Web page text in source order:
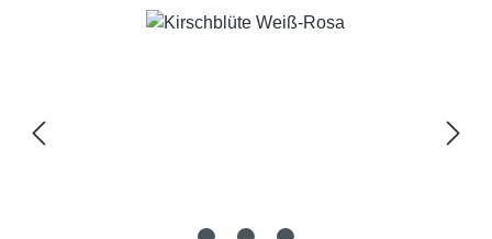
Bildergalerie überspringen